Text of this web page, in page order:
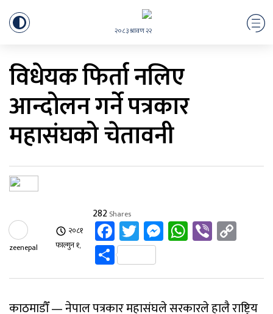
२०८३ श्रावण २२
विधेयक फिर्ता नलिए
आन्दोलन गर्ने पत्रकार
महासंघको चेतावनी
zeenepal
२०८१
फाल्गुन १,
282 Shares
Facebook
Twitter
Messenger
WhatsApp
Viber
Link
Share
काठमाडौँ — नेपाल पत्रकार महासंघले सरकारले हालै राष्ट्रिय